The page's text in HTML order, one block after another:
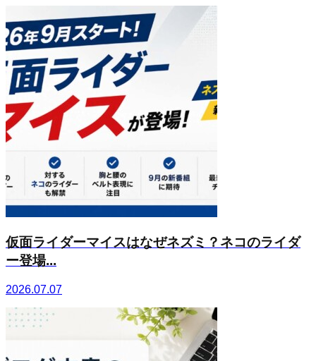
仮面ライダーマイスはなぜネズミ？ネコのライダ
ー登場...
2026.07.07